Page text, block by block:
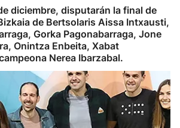
diciembre, disputarán la final de
de Bertsolaris Aissa Intxausti,
Gorka Pagonabarraga, Jone
Onintza Enbeita, Xabat
Nerea Ibarzabal.